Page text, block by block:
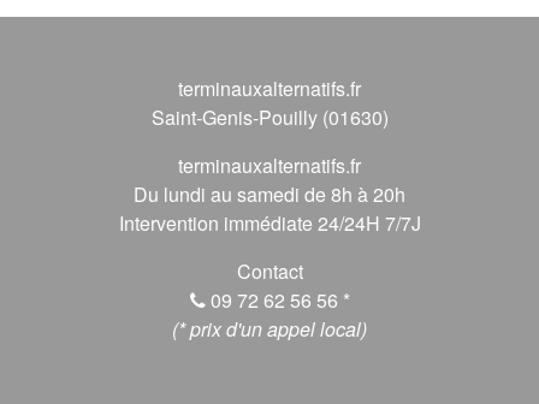
terminauxalternatifs.fr
Saint-Genis-Pouilly (01630)
terminauxalternatifs.fr
Du lundi au samedi de 8h à 20h
Intervention immédiate 24/24H 7/7J
Contact
09 72 62 56 56 *
(* prix d'un appel local)